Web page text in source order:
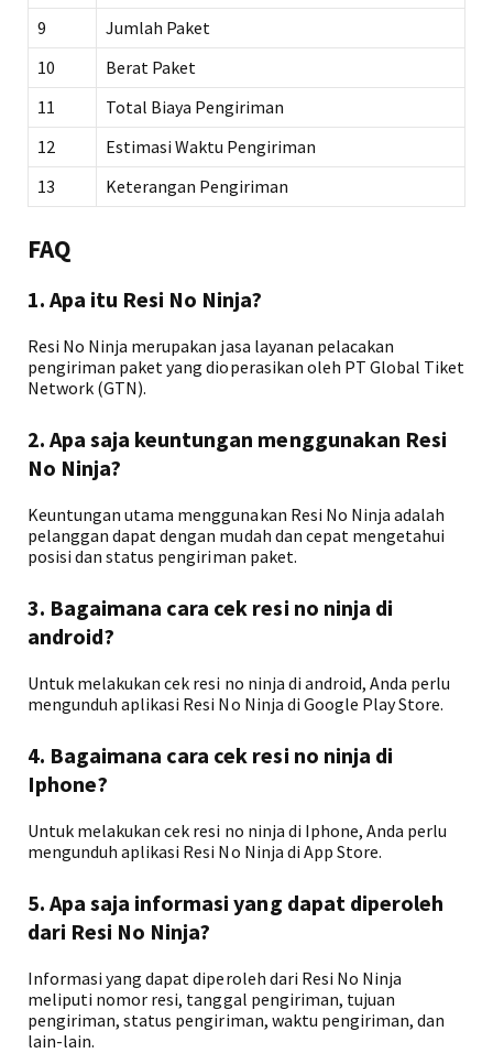
9
Jumlah Paket
10
Berat Paket
11
Total Biaya Pengiriman
12
Estimasi Waktu Pengiriman
13
Keterangan Pengiriman
FAQ
1. Apa itu Resi No Ninja?
Resi No Ninja merupakan jasa layanan pelacakan
pengiriman paket yang dioperasikan oleh PT Global Tiket
Network (GTN).
2. Apa saja keuntungan menggunakan Resi
No Ninja?
Keuntungan utama menggunakan Resi No Ninja adalah
pelanggan dapat dengan mudah dan cepat mengetahui
posisi dan status pengiriman paket.
3. Bagaimana cara cek resi no ninja di
android?
Untuk melakukan cek resi no ninja di android, Anda perlu
mengunduh aplikasi Resi No Ninja di Google Play Store.
4. Bagaimana cara cek resi no ninja di
Iphone?
Untuk melakukan cek resi no ninja di Iphone, Anda perlu
mengunduh aplikasi Resi No Ninja di App Store.
5. Apa saja informasi yang dapat diperoleh
dari Resi No Ninja?
Informasi yang dapat diperoleh dari Resi No Ninja
meliputi nomor resi, tanggal pengiriman, tujuan
pengiriman, status pengiriman, waktu pengiriman, dan
lain-lain.